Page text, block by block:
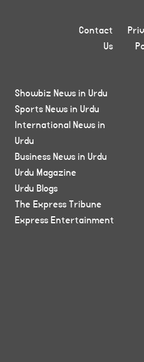
Contact
Us
Showbiz News in Urdu
Sports News in Urdu
International News in
Urdu
Business News in Urdu
Urdu Magazine
Urdu Blogs
The Express Tribune
Express Entertainment